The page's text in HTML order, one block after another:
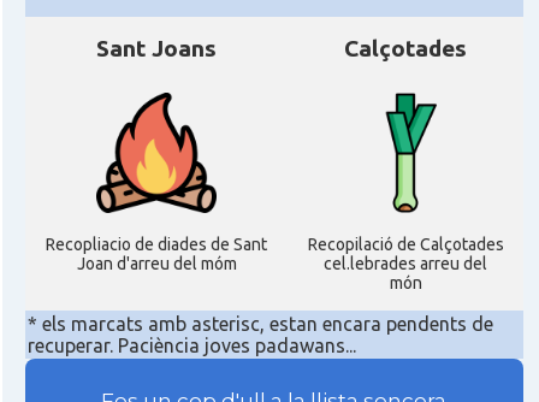
Sant Joans
Recopliacio de diades de Sant
Joan d'arreu del móm
Calçotades
Recopilació de Calçotades
cel.lebrades arreu del
món
* els marcats amb asterisc, estan encara pendents de
recuperar. Paciència joves padawans...